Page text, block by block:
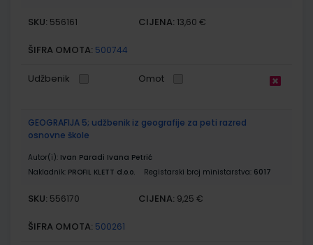
SKU: 556161 CIJENA: 13,60 €
ŠIFRA OMOTA: 500744
Udžbenik Omot
GEOGRAFIJA 5; udžbenik iz geografije za peti razred
osnovne škole
Autor(i): Ivan Paradi Ivana Petrić
Nakladnik: PROFIL KLETT d.o.o. Registarski broj ministarstva: 6017
SKU: 556170 CIJENA: 9,25 €
ŠIFRA OMOTA: 500261